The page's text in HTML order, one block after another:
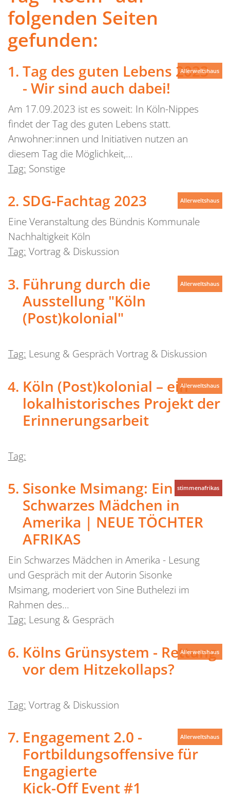
folgenden Seiten
gefunden:
Tag des guten Lebens 2023
- Wir sind auch dabei!
Am 17.09.2023 ist es soweit: In Köln-Nippes
findet der Tag des guten Lebens statt.
Anwohner:innen und Initiativen nutzen an
diesem Tag die Möglichkeit,…
Tag: Sonstige
Allerweltshaus
SDG-Fachtag 2023
Eine Veranstaltung des Bündnis Kommunale
Nachhaltigkeit Köln
Tag: Vortrag & Diskussion
Allerweltshaus
Führung durch die
Ausstellung "Köln
(Post)kolonial"
Tag: Lesung & Gespräch Vortrag & Diskussion
Allerweltshaus
Köln (Post)kolonial – ein
lokalhistorisches Projekt der
Erinnerungsarbeit
Tag:
Allerweltshaus
Sisonke Msimang: Ein
Schwarzes Mädchen in
Amerika | NEUE TÖCHTER
AFRIKAS
Ein Schwarzes Mädchen in Amerika - Lesung
und Gespräch mit der Autorin Sisonke
Msimang, moderiert von Sine Buthelezi im
Rahmen des…
Tag: Lesung & Gespräch
stimmenafrikas
Kölns Grünsystem - Rettung
vor dem Hitzekollaps?
Tag: Vortrag & Diskussion
Allerweltshaus
Engagement 2.0 -
Fortbildungsoffensive für
Engagierte
Kick-Off Event #1
Allerweltshaus